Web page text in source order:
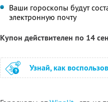
Ваши гороскопы будут
электронную почту
Купон действителен по 14
Узнай, как